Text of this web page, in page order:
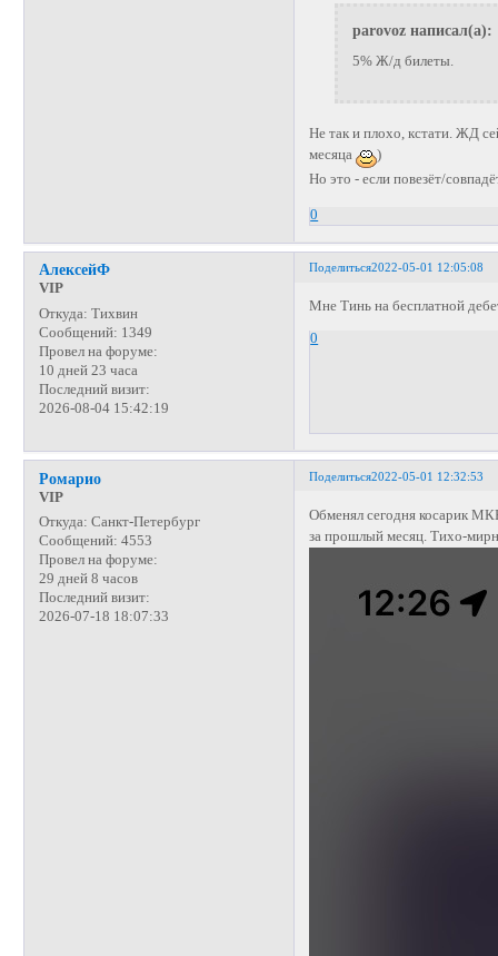
parovoz написал(а):
5% Ж/д билеты.
Не так и плохо, кстати. ЖД
месяца
)
Но это - если повезёт/
0
Поделиться2022-05-01 12:05:08
АлексейФ
VIP
Откуда: Тихвин
Сообщений: 1349
Провел на форуме:
10 дней 23 часа
Последний визит:
2026-08-04 15:42:19
Мне Тинь на бесплатной
0
Поделиться2022-05-01 12:32:53
Ромарио
VIP
Откуда: Санкт-Петербург
Сообщений: 4553
Провел на форуме:
29 дней 8 часов
Последний визит:
2026-07-18 18:07:33
Обменял сегодня косарик
за прошлый месяц. Тихо-